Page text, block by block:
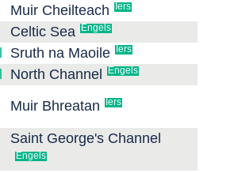
Muir Cheilteach Iers
Celtic Sea Engels
Sruth na Maoile Iers
North Channel Engels
Muir Bhreatan Iers
Saint George's Channel
Engels